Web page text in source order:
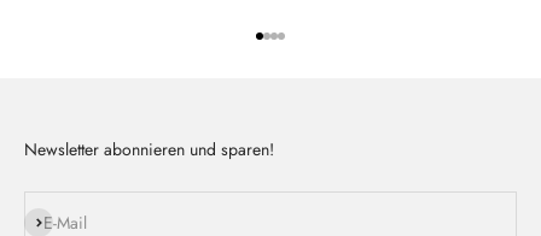
Gehe zu Element 1
Gehe zu Element 2
Gehe zu Element 3
Gehe zu Element 4
Newsletter abonnieren und sparen!
E-Mail
Abonnieren